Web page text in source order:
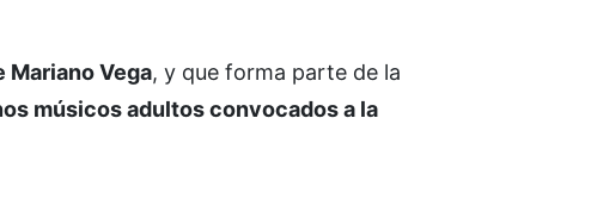
Vega, y que forma parte de la
músicos adultos convocados a la